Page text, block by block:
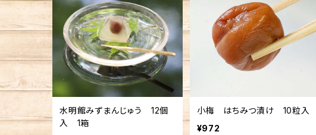
水明館みずまんじゅう 12個
入 1箱
小梅 はちみつ漬け 10粒入
¥972